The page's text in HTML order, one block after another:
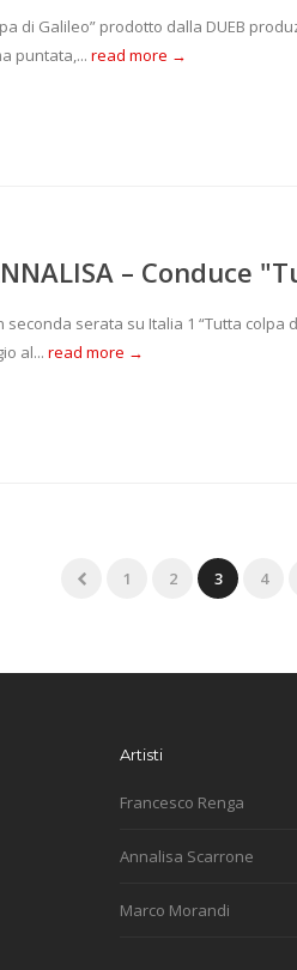
di Galileo” prodotto dalla DUEB
puntata,... read more →
– Conduce
seconda serata su Italia 1 “Tutta
al... read more →
1 2 3 4
Artisti
Francesco Renga
Annalisa Scarrone
Marco Morandi